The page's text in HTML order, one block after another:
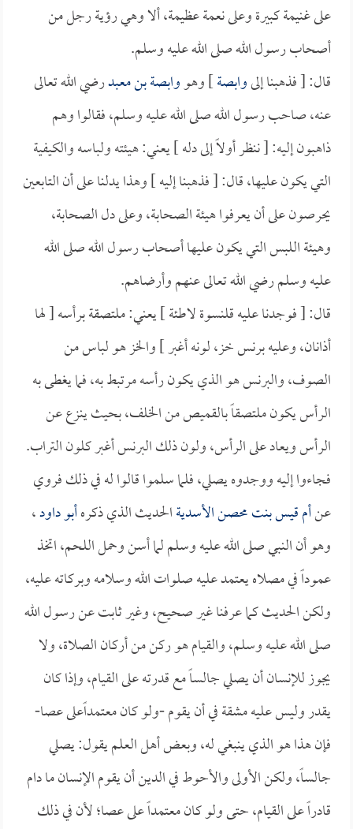
على غنيمة كبيرة وعلى نعمة عظيمة، ألا وهي رؤية رجل من
أصحاب رسول الله صلى الله عليه وسلم.
قال: [ فذهبنا إلىوابصة] وهووابصة بن معبدرضي الله تعالى
عنه، صاحب رسول الله صلى الله عليه وسلم، فقالوا وهم
ذاهبون إليه: [ ننظر أولاً إلى دله ] يعني: هيئته ولباسه والكيفية
التي يكون عليها، قال: [ فذهبنا إليه ] وهذا يدلنا على أن التابعين
يحرصون على أن يعرفوا هيئة الصحابة، وعلى دل الصحابة،
وهيئة اللبس التي يكون عليها أصحاب رسول الله صلى الله
عليه وسلم رضي الله تعالى عنهم وأرضاهم.
قال: [ فوجدنا عليه قلنسوة لاطئة ] يعني: ملتصقة برأسه [ لها
أذانان، وعليه برنس خز، لونه أغبر ] والخز هو لباس من
الصوف، والبرنس هو الذي يكون رأسه مرتبط به، فما يغطى به
الرأس يكون ملتصقاً بالقميص من الخلف، بحيث ينزع عن
الرأس ويعاد على الرأس، ولون ذلك البرنس أغبر كلون التراب.
فجاءوا إليه ووجدوه يصلي، فلما سلموا قالوا له في ذلك فروي
عنأم قيس بنت محصن الأسديةالحديث الذي ذكرهأبو داود،
وهو أن النبي صلى الله عليه وسلم لما أسن وحمل اللحم، اتخذ
عموداً في مصلاه يعتمد عليه صلوات الله وسلامه وبركاته عليه،
ولكن الحديث كما عرفنا غير صحيح، وغير ثابت عن رسول الله
صلى الله عليه وسلم، والقيام هو ركن من أركان الصلاة، ولا
يجوز للإنسان أن يصلي جالساً مع قدرته على القيام، وإذا كان
يقدر وليس عليه مشقة في أن يقوم -ولو كان معتمداًعلى عصا-
فإن هذا هو الذي ينبغي له، وبعض أهل العلم يقول: يصلي
جالساً، ولكن الأولى والأحوط في الدين أن يقوم الإنسان ما دام
قادراً على القيام، حتى ولو كان معتمداً على عصا؛ لأن في ذلك